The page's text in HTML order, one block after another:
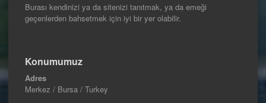
Burası kendinizi ya da sitenizi tanıtmak, ya da emeği
geçenlerden bahsetmek için iyi bir yer olabilir.
Konumumuz
Adres
Merkez / Bursa / Turkey